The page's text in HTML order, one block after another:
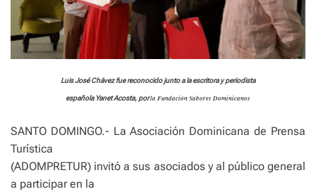
Luis José Chávez fue reconocido junto a la escritora y periodista
española Yanet Acosta, porla Fundación Sabores Dominicanos
SANTO DOMINGO.- La Asociación Dominicana de Prensa
Turística
(ADOMPRETUR) invitó a sus asociados y al público general
a participar en la